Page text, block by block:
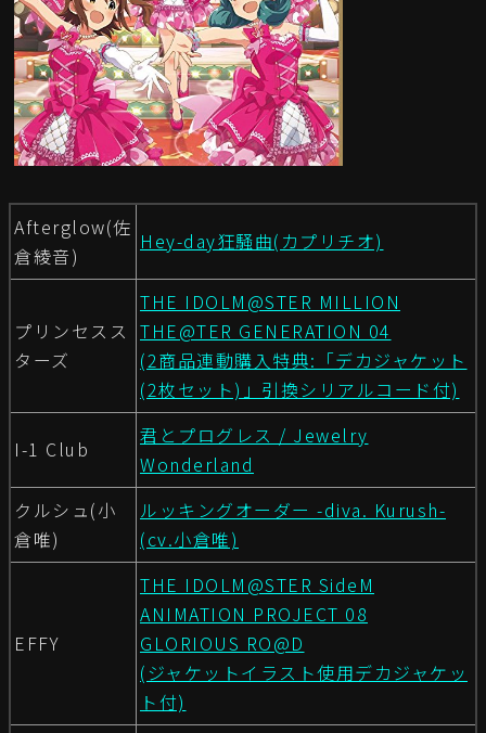
Afterglow(佐
倉綾音)
Hey-day狂騒曲(カプリチオ)
プリンセスス
ターズ
THE IDOLM@STER MILLION
THE@TER GENERATION 04
(2商品連動購入特典:「デカジャケット
(2枚セット)」引換シリアルコード付)
I-1 Club
君とプログレス / Jewelry
Wonderland
クルシュ(小
倉唯)
ルッキングオーダー -diva. Kurush-
(cv.小倉唯)
EFFY
THE IDOLM@STER SideM
ANIMATION PROJECT 08
GLORIOUS RO@D
(ジャケットイラスト使用デカジャケッ
ト付)